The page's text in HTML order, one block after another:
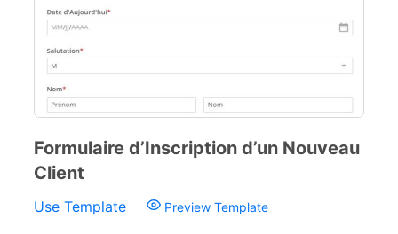
Formulaire d’Inscription d’un Nouveau
Client
Use Template Preview Template